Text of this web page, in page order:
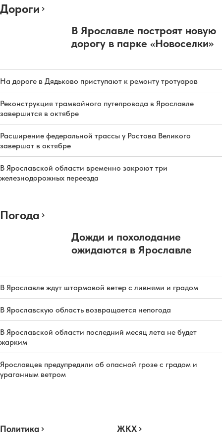
Дороги
В Ярославле построят новую
дорогу в парке «Новоселки»
На дороге в Дядьково приступают к ремонту тротуаров
Реконструкция трамвайного путепровода в Ярославле
завершится в октябре
Расширение федеральной трассы у Ростова Великого
завершат в октябре
В Ярославской области временно закроют три
железнодорожных переезда
Погода
Дожди и похолодание
ожидаются в Ярославле
В Ярославле ждут штормовой ветер с ливнями и градом
В Ярославскую область возвращается непогода
В Ярославской области последний месяц лета не будет
жарким
Ярославцев предупредили об опасной грозе с градом и
ураганным ветром
Политика ЖКХ